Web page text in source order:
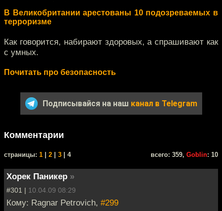
В Великобритании арестованы 10 подозреваемых в
терроризме
Как говорится, набирают здоровых, а спрашивают как
с умных.
Почитать про безопасность
Подписывайся на наш канал в Telegram
Комментарии
cтраницы: 1 2 3 | 4 всего: 359, Goblin: 10
Хорек Паникер »
#301 | 10.04.09 08:29
Кому: Ragnar Petrovich, #299